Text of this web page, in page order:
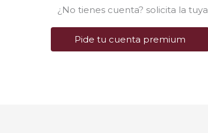
¿No tienes cuenta? solicita la tuya
Pide tu cuenta premium